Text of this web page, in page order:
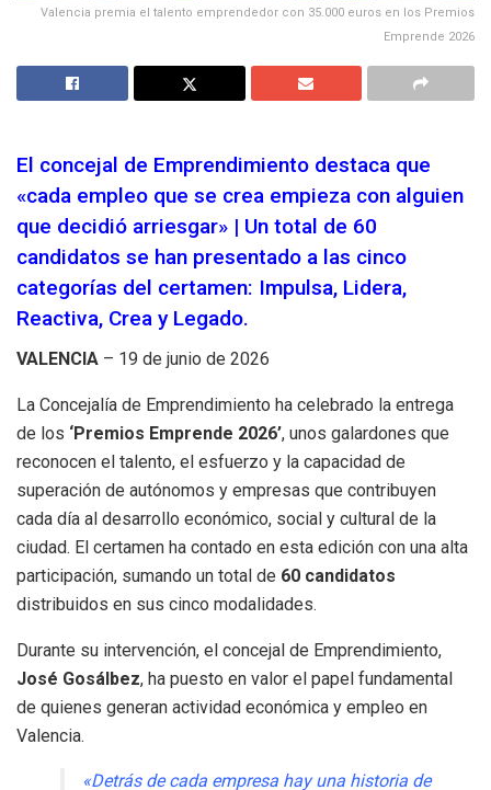
Valencia premia el talento emprendedor con 35.000 euros en los Premios
Emprende 2026
El concejal de Emprendimiento destaca que
«cada empleo que se crea empieza con alguien
que decidió arriesgar» | Un total de 60
candidatos se han presentado a las cinco
categorías del certamen: Impulsa, Lidera,
Reactiva, Crea y Legado.
VALENCIA – 19 de junio de 2026
La Concejalía de Emprendimiento ha celebrado la entrega
de los ‘Premios Emprende 2026’, unos galardones que
reconocen el talento, el esfuerzo y la capacidad de
superación de autónomos y empresas que contribuyen
cada día al desarrollo económico, social y cultural de la
ciudad. El certamen ha contado en esta edición con una alta
participación, sumando un total de 60 candidatos
distribuidos en sus cinco modalidades.
Durante su intervención, el concejal de Emprendimiento,
José Gosálbez, ha puesto en valor el papel fundamental
de quienes generan actividad económica y empleo en
Valencia.
«Detrás de cada empresa hay una historia de